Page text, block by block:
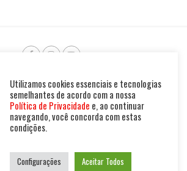
Todos os direitos reservados. PIRAMBU NEWS
Utilizamos cookies essenciais e tecnologias
semelhantes de acordo com a nossa
Política de Privacidade e, ao continuar
navegando, você concorda com estas
condições.
Configurações Aceitar Todos